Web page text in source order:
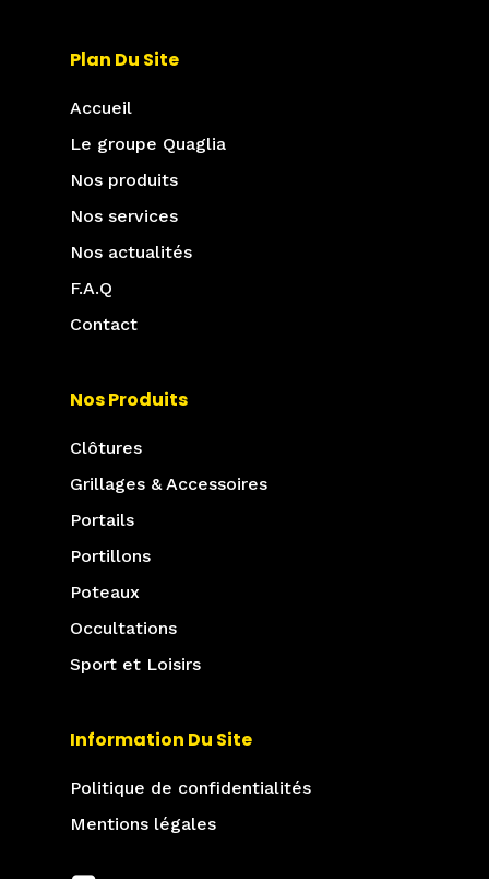
Plan Du Site
Accueil
Le groupe Quaglia
Nos produits
Nos services
Nos actualités
F.A.Q
Contact
Nos Produits
Clôtures
Grillages & Accessoires
Portails
Portillons
Poteaux
Occultations
Sport et Loisirs
Information Du Site
Politique de confidentialités
Mentions légales